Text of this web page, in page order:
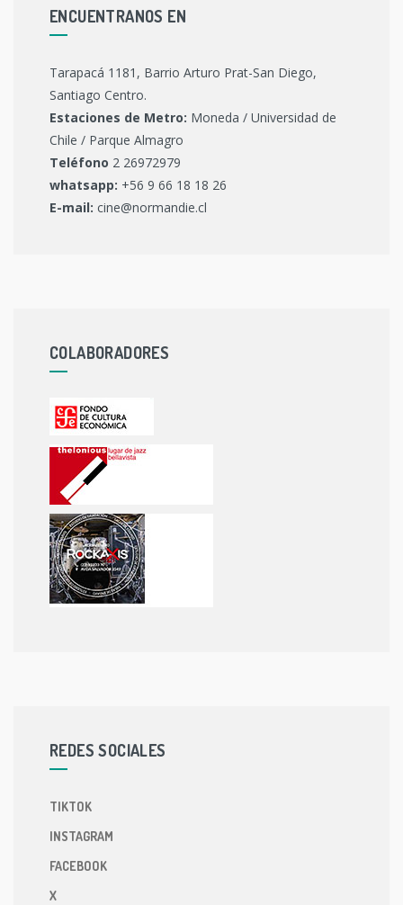
ENCUENTRANOS EN
Tarapacá 1181, Barrio Arturo Prat-San Diego,
Santiago Centro.
Estaciones de Metro: Moneda / Universidad de
Chile / Parque Almagro
Teléfono 2 26972979
whatsapp: +56 9 66 18 18 26
E-mail: cine@normandie.cl
COLABORADORES
REDES SOCIALES
TIKTOK
INSTAGRAM
FACEBOOK
X